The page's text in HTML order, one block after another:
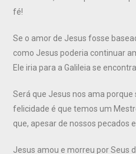
fé!
Se o amor de Jesus fosse
como Jesus poderia continuar
Ele iria para a Galileia se
Será que Jesus nos ama
felicidade é que temos um
que, apesar de nossos pecados
Jesus amou e morreu por Seus